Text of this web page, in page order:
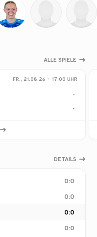
ALLE SPIELE
FR., 21.08.26・ 17:00 UHR
-
-
DETAILS
0:0
0:0
0:0
0:0